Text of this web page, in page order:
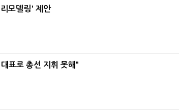
모델링' 제안
표로 총선 지휘 못해"